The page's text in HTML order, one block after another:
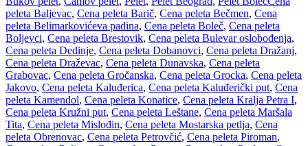
peleta Baljevac, Cena peleta Barič, Cena peleta Bečmen, Cena
peleta Belimarkovićeva padina, Cena peleta Boleč, Cena peleta
Boljevci, Cena peleta Brestovik, Cena peleta Bulevar oslobođenja,
Cena peleta Dedinje, Cena peleta Dobanovci, Cena peleta Dražanj,
Cena peleta Draževac, Cena peleta Dunavska, Cena peleta
Grabovac, Cena peleta Gročanska, Cena peleta Grocka, Cena peleta
Jakovo, Cena peleta Kaluđerica, Cena peleta Kaluđerički put, Cena
peleta Kamendol, Cena peleta Konatice, Cena peleta Kralja Petra I,
Cena peleta Kružni put, Cena peleta Leštane, Cena peleta Maršala
Tita, Cena peleta Mislođin, Cena peleta Mostarska petlja, Cena
peleta Obrenovac, Cena peleta Petrovčić, Cena peleta Piroman,